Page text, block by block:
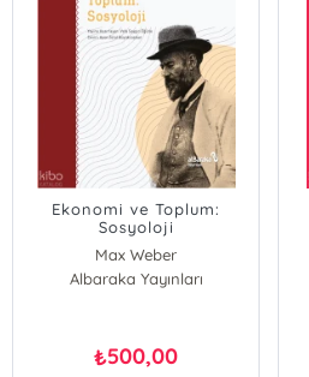
Ekonomi ve Toplum:
Sosyoloji
Max Weber
Albaraka Yayınları
₺500,00